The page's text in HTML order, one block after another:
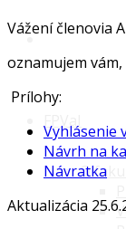
O
Vážení členovia
oznamujem
Prílohy:
Vyhlásenie
Návrh na
Návratka
Aktualizácia